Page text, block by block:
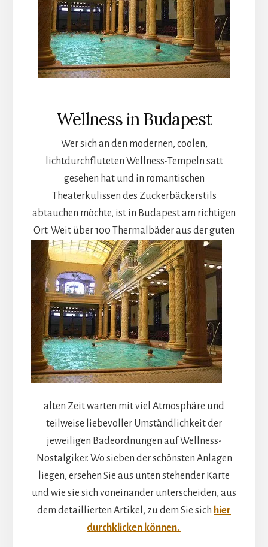
Wellness in Budapest
Wer sich an den modernen, coolen,
lichtdurchfluteten Wellness-Tempeln satt
gesehen hat und in romantischen
Theaterkulissen des Zuckerbäckerstils
abtauchen möchte, ist in Budapest am richtigen
Ort. Weit über 100 Thermalbäder aus der guten
alten Zeit warten mit viel Atmosphäre und
teilweise liebevoller Umständlichkeit der
jeweiligen Badeordnungen auf Wellness-
Nostalgiker. Wo sieben der schönsten Anlagen
liegen, ersehen Sie aus unten stehender Karte
und wie sie sich voneinander unterscheiden, aus
dem detaillierten Artikel, zu dem Sie sich hier
durchklicken können.